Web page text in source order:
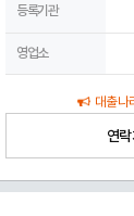
등록기관
영업소
대출나
연락